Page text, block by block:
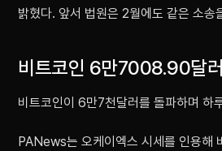
밝혔다. 앞서 법원은 2월에도 같은 소송
비트코인 6만7008.90달
비트코인이 6만7천달러를 돌파하며 하
PANews는 오케이엑스 시세를 인용해